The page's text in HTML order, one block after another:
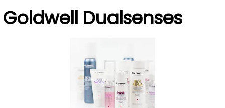
Goldwell Dualsenses